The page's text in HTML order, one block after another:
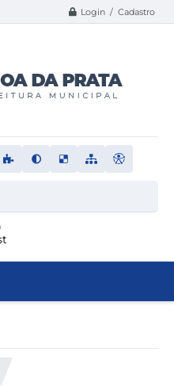
Login / Cadastro